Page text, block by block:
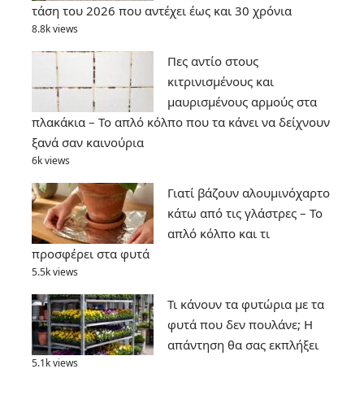
τάση του 2026 που αντέχει έως και 30 χρόνια
8.8k views
Πες αντίο στους
κιτρινισμένους και
μαυρισμένους αρμούς στα
πλακάκια – Το απλό κόλπο που τα κάνει να δείχνουν
ξανά σαν καινούρια
6k views
Γιατί βάζουν αλουμινόχαρτο
κάτω από τις γλάστρες – Το
απλό κόλπο και τι
προσφέρει στα φυτά
5.5k views
Τι κάνουν τα φυτώρια με τα
φυτά που δεν πουλάνε; Η
απάντηση θα σας εκπλήξει
5.1k views